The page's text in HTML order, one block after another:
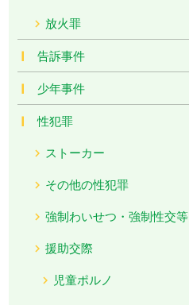
放火罪
告訴事件
少年事件
性犯罪
ストーカー
その他の性犯罪
強制わいせつ・強制性交等
援助交際
児童ポルノ